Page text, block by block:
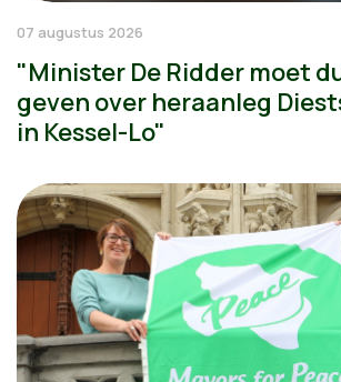
07 augustus 2026
"Minister De Ridder moet
geven over heraanleg
in Kessel-Lo"